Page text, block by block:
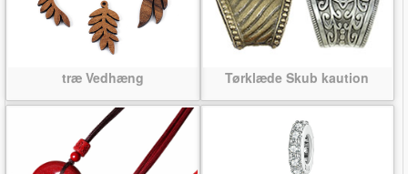
træ Vedhæng Tørklæde Skub kaution